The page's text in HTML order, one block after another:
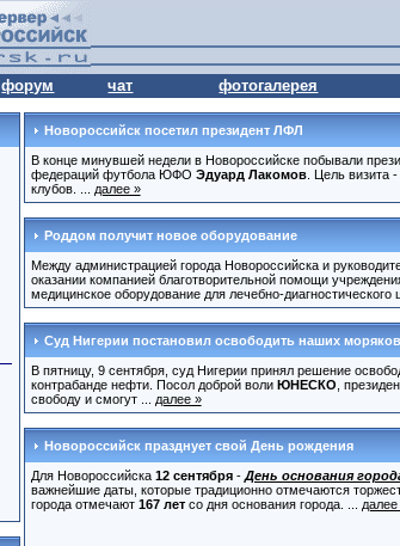
форум чат фотогалерея
Новороссийск посетил президент ЛФЛ
В конце минувшей недели в Новороссийске побывали
федераций футбола ЮФО Эдуард Лакомов. Цель визита -
клубов. ...
далее »
Роддом получит новое оборудование
Между администрацией города Новороссийска и
оказании компанией благотворительной помощи
медицинское оборудование для лечебно-диагностического
Суд Нигерии постановил освободить наших моряков
В пятницу, 9 сентября, суд Нигерии принял решение
контрабанде нефти. Посол доброй воли ЮНЕСКО ,
свободу и смогут ...
далее »
Новороссийск празднует свой День рождения
Для Новороссийска 12 сентября- День основания
важнейшие даты, которые традиционно отмечаются
города отмечают 167 летсо дня основания города. ... далее